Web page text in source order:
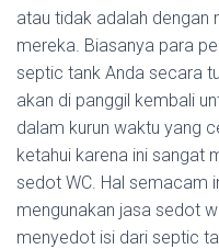
atau tidak adalah dengan
mereka. Biasanya para
septic tank Anda secara
akan di panggil kembali
dalam kurun waktu yang
ketahui karena ini sangat
sedot WC. Hal semacam
mengunakan jasa sedot
menyedot isi dari septic